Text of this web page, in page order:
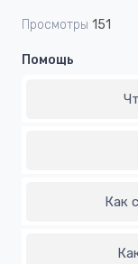
Просмотры 151
Помощь
Как